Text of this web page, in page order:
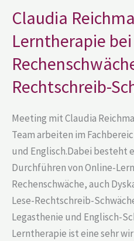
Claudia
Lerntherapie bei
Rechtschreib-
Meeting mit Claudia
Team arbeiten im
und Englisch.Dabei besteht
Durchführen von Online-
Rechenschwäche, auch
Lese-Rechtschreib-
Legasthenie und Englisch-
Lerntherapie ist eine sehr
Online-
Lerntherapie
bei
Rechenschwäche
und
Lese-
Rechtschreib-
Schwäche